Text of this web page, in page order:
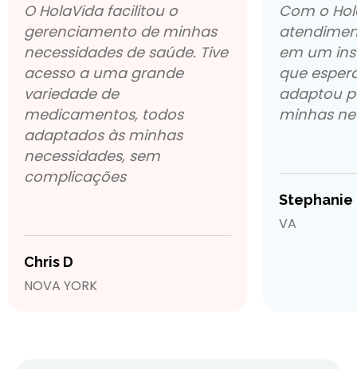
Com o
em um
que
adaptou
minhas
Stephanie
VA
O HolaVida facilitou o
gerenciamento de minhas
necessidades de saúde. Tive
acesso a uma grande
variedade de
medicamentos, todos
adaptados às minhas
necessidades, sem
complicações
Chris D
NOVA YORK